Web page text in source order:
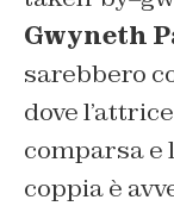
Gwyneth
sarebbero
dove
comparsa e
coppia è